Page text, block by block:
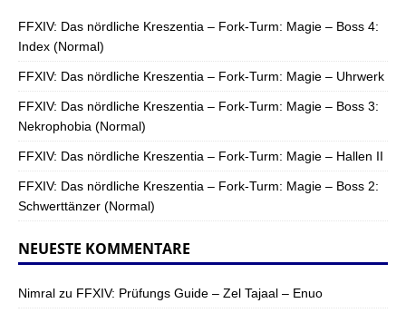
FFXIV: Das nördliche Kreszentia – Fork-Turm: Magie – Boss 4:
Index (Normal)
FFXIV: Das nördliche Kreszentia – Fork-Turm: Magie – Uhrwerk
FFXIV: Das nördliche Kreszentia – Fork-Turm: Magie – Boss 3:
Nekrophobia (Normal)
FFXIV: Das nördliche Kreszentia – Fork-Turm: Magie – Hallen II
FFXIV: Das nördliche Kreszentia – Fork-Turm: Magie – Boss 2:
Schwerttänzer (Normal)
NEUESTE KOMMENTARE
Nimral zu FFXIV: Prüfungs Guide – Zel Tajaal – Enuo